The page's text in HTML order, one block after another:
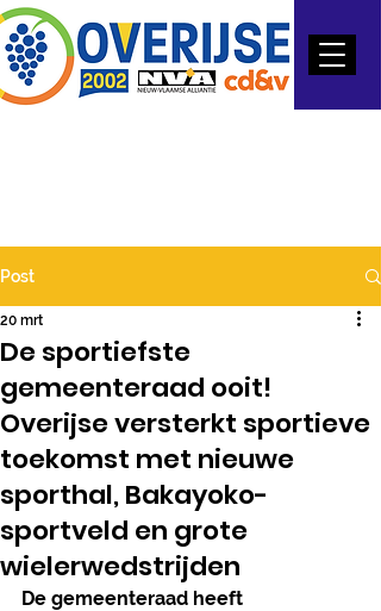
Post
De sportiefste
gemeenteraad ooit!
Overijse versterkt sportieve
toekomst met nieuwe
sporthal, Bakayoko-
sportveld en grote
wielerwedstrijden
20 mrt
De gemeenteraad heeft